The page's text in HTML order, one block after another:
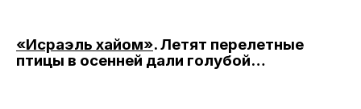
«Исраэль хайом». Летят перелетные
птицы в осенней дали голубой…